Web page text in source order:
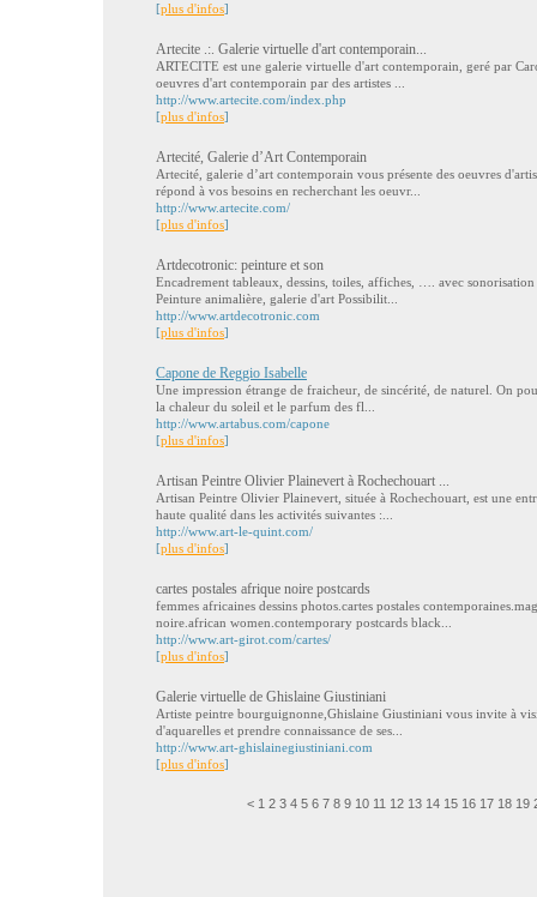
[plus d'infos]
Artecite .:. Galerie virtuelle d'art contemporain...
ARTECITE est une galerie virtuelle d'art contemporain, geré par
oeuvres d'art contemporain par des artistes ...
http://www.artecite.com/index.php
[plus d'infos]
Artecité, Galerie d’Art Contemporain
Artecité, galerie d’art contemporain vous présente des oeuvres
répond à vos besoins en recherchant les oeuvr...
http://www.artecite.com/
[plus d'infos]
Artdecotronic: peinture et son
Encadrement tableaux, dessins, toiles, affiches, …. avec
Peinture animalière, galerie d'art Possibilit...
http://www.artdecotronic.com
[plus d'infos]
Capone de Reggio Isabelle
Une impression étrange de fraicheur, de sincérité, de naturel. On
la chaleur du soleil et le parfum des fl...
http://www.artabus.com/capone
[plus d'infos]
Artisan Peintre Olivier Plainevert à Rochechouart ...
Artisan Peintre Olivier Plainevert, située à Rochechouart, est une
haute qualité dans les activités suivantes :...
http://www.art-le-quint.com/
[plus d'infos]
cartes postales afrique noire postcards
femmes africaines dessins photos.cartes postales
noire.african women.contemporary postcards black...
http://www.art-girot.com/cartes/
[plus d'infos]
Galerie virtuelle de Ghislaine Giustiniani
Artiste peintre bourguignonne,Ghislaine Giustiniani vous invite à
d'aquarelles et prendre connaissance de ses...
http://www.art-ghislainegiustiniani.com
[plus d'infos]
< 1 2 3 4 5 6 7 8 9 10 11 12 13 14 15 16 17 18 19